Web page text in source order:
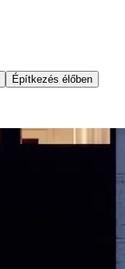
Építkezés élőben